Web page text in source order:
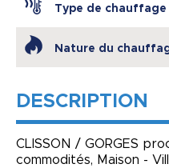
Type de chauffage
Nature du
DESCRIPTION
CLISSON / GORGES
commodités, Maison -